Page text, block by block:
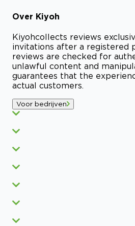
Over Kiyoh
Kiyohcollects reviews
invitations after a registered
reviews are checked for
unlawful content and
guarantees that the
actual customers.
Voor bedrijven